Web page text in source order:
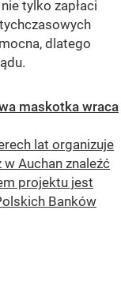
tylko zapłaci
dlatego
maskotka wraca
lat organizuje
Auchan znaleźć
projektu jest
Banków